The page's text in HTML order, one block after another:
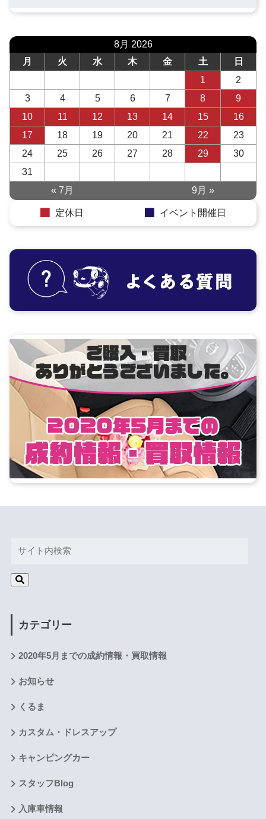
8月 2026
月
火 水 木 金 土
日
1
2
3
4 5 6 7 8
9
10
11 12 13 14 15
16
17
18 19 20 21 22
23
24
25 26 27 28 29
30
31
« 7月
9月 »
定休日 イベント開催日
カテゴリー
2020年5月までの成約情報・買取情報
お知らせ
くるま
カスタム・ドレスアップ
キャンピングカー
スタッフBlog
入庫車情報